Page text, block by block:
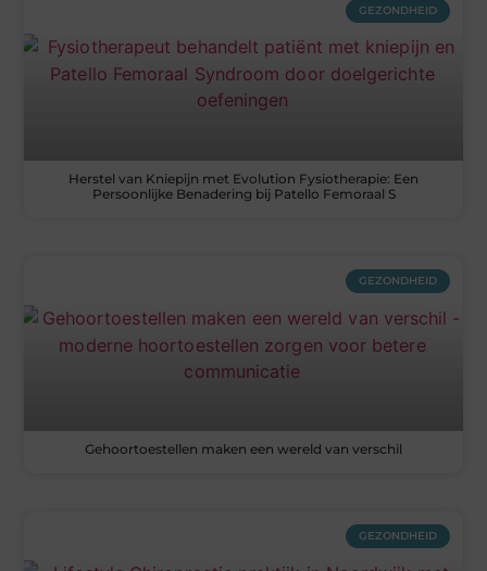
GEZONDHEID
Herstel van Kniepijn met Evolution Fysiotherapie: Een
Persoonlijke Benadering bij Patello Femoraal S
GEZONDHEID
Gehoortoestellen maken een wereld van verschil
GEZONDHEID